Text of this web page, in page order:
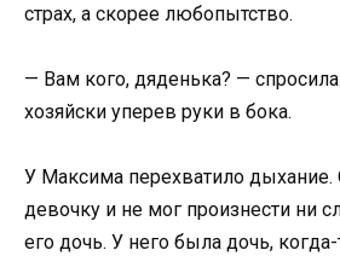
страх, а скорее любопытство.
— Вам кого, дяденька? —
хозяйски уперев руки в бока.
У Максима перехватило дыхание.
девочку и не мог произнести ни
его дочь. У него была дочь,